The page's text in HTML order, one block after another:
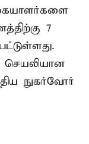
7
செயலியான
நுகர்வோர்